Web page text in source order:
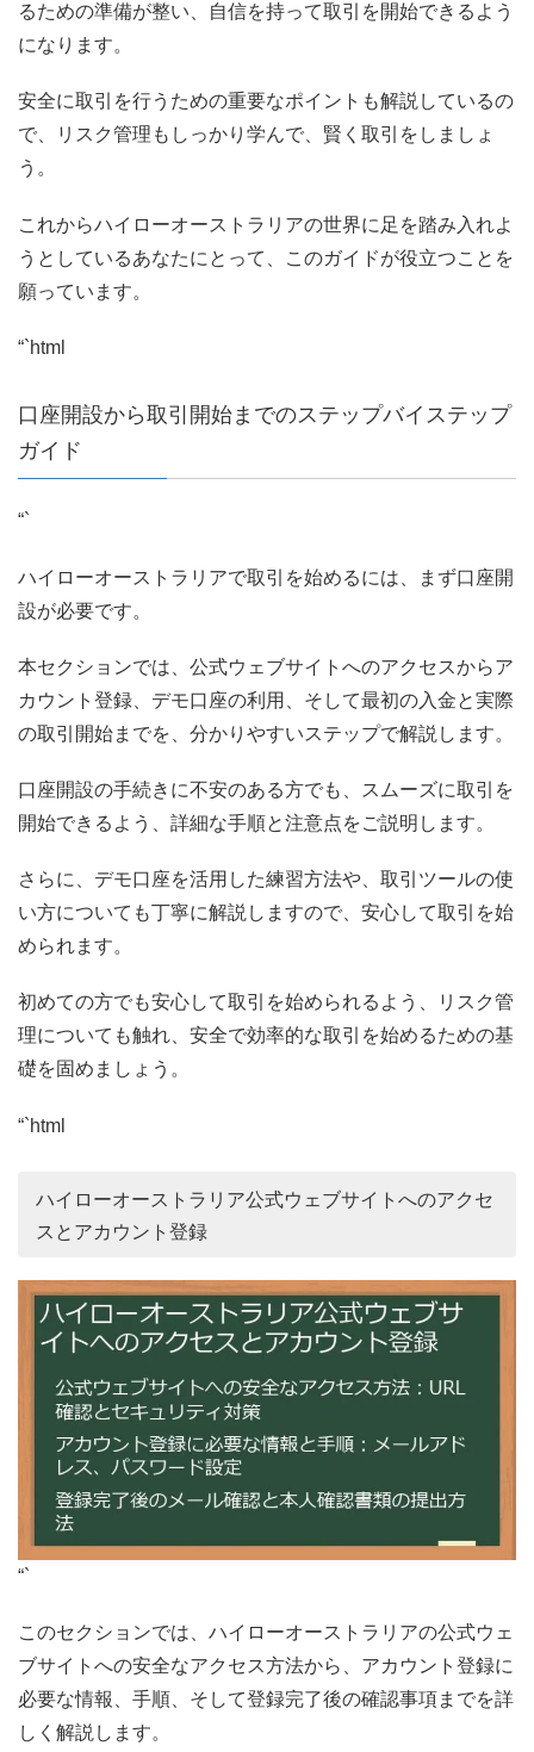
るための準備が整い、自信を持って取引を開始できるよう
になります。
安全に取引を行うための重要なポイントも解説しているの
で、リスク管理もしっかり学んで、賢く取引をしましょ
う。
これからハイローオーストラリアの世界に足を踏み入れよ
うとしているあなたにとって、このガイドが役立つことを
願っています。
“`html
口座開設から取引開始までのステップバイステップ
ガイド
“`
ハイローオーストラリアで取引を始めるには、まず口座開
設が必要です。
本セクションでは、公式ウェブサイトへのアクセスからア
カウント登録、デモ口座の利用、そして最初の入金と実際
の取引開始までを、分かりやすいステップで解説します。
口座開設の手続きに不安のある方でも、スムーズに取引を
開始できるよう、詳細な手順と注意点をご説明します。
さらに、デモ口座を活用した練習方法や、取引ツールの使
い方についても丁寧に解説しますので、安心して取引を始
められます。
初めての方でも安心して取引を始められるよう、リスク管
理についても触れ、安全で効率的な取引を始めるための基
礎を固めましょう。
“`html
ハイローオーストラリア公式ウェブサイトへのアクセ
スとアカウント登録
“`
このセクションでは、ハイローオーストラリアの公式ウェ
ブサイトへの安全なアクセス方法から、アカウント登録に
必要な情報、手順、そして登録完了後の確認事項までを詳
しく解説します。